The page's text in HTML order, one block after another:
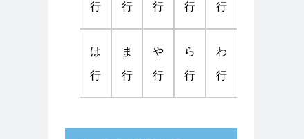
行 行 行 行 行
は
行
ま
行
や
行
ら
行
わ
行